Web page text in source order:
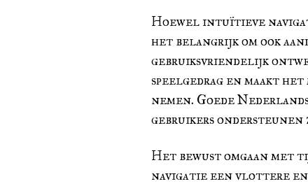
Hoewel intuïtieve
het belangrijk om ook
gebruiksvriendelijk
speelgedrag en maakt
nemen. Goede
gebruikers
Het bewust omgaan met
navigatie een vlottere